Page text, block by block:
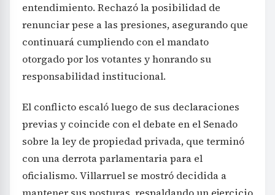
entendimiento. Rechazó la posibilidad de
renunciar pese a las presiones, asegurando que
continuará cumpliendo con el mandato
otorgado por los votantes y honrando su
responsabilidad institucional.
El conflicto escaló luego de sus declaraciones
previas y coincide con el debate en el Senado
sobre la ley de propiedad privada, que terminó
con una derrota parlamentaria para el
oficialismo. Villarruel se mostró decidida a